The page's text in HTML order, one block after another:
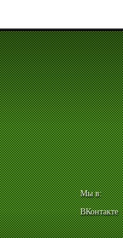
Мы в:
ВКонтакте